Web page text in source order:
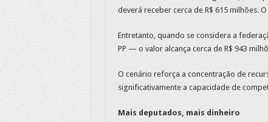
deverá receber cerca de R$ 615 milhões.
Entretanto, quando se considera a
PP — o valor alcança cerca de R$ 943
O cenário reforça a concentração de
significativamente a capacidade de
Mais deputados, mais dinheiro